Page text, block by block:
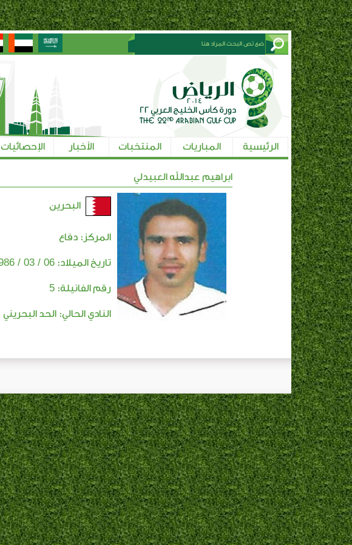
الرئيسية المباريات المنتخبات الأخبار الإحصائيات
ابراهيم عبدالله العبيدلي
البحرين
المركز: دفاع
تاريخ الميلاد: 06 / 03 / 1986
رقم الفانيلة: 5
النادي الحالي: الحد البحريني